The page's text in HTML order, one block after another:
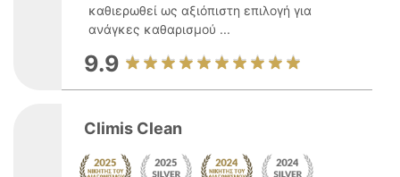
καθιερωθεί ως αξιόπιστη επιλογή για
ανάγκες καθαρισμού ...
9.9
Climis Clean